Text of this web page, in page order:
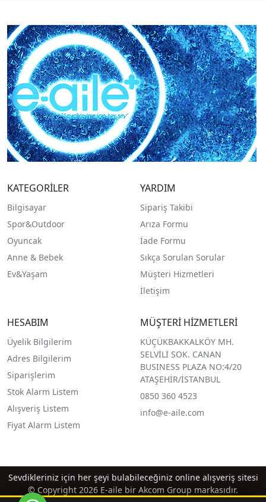
KATEGORİLER
Bilgisayar
Spor&Outdoor
Oyuncak
Anne & Bebek
Ev&Yaşam
YARDIM
Sipariş Takibi
Arıza Formu
İade Formu
Sıkça Sorulan Sorular
Müşteri Hizmetleri
İletişim
HESABIM
Üyelik Bilgilerim
Adres Bilgilerim
Siparişlerim
Stok Alarm Listem
Alışveriş Listem
Fiyat Alarm Listem
MÜŞTERİ HİZMETLERİ
KÜÇÜKBAKKALKÖY MH.
SELVİLİ SOK. CANAN
BUSINESS PLAZA NO:4/20
ATAŞEHİR/İSTANBUL
0850 360 4523
info@e-aile.com
Sevdikleriniz için her şeyi bulabileceğiniz online alışveriş sitesi
© Copyright 2026 E-aile bir Akcom Group markasıdır.